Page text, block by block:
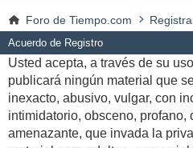
Foro de Tiempo.com
Acuerdo de Registro
Usted acepta, a través de su
publicará ningún material que
inexacto, abusivo, vulgar, con
intimidatorio, obsceno, profano,
amenazante, que invada la